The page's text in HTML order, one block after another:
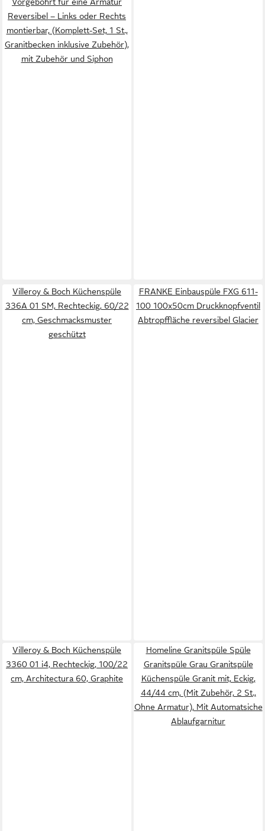
Reversibel – Links oder Rechts
montierbar, (Komplett-Set, 1 St.,
Granitbecken inklusive Zubehör),
mit Zubehör und Siphon
Villeroy & Boch Küchenspüle
336A 01 SM, Rechteckig, 60/22
cm, Geschmacksmuster
geschützt
FRANKE Einbauspüle FXG 611-
100 100x50cm Druckknopfventil
Abtropffläche reversibel Glacier
Villeroy & Boch Küchenspüle
3360 01 i4, Rechteckig, 100/22
cm, Architectura 60, Graphite
Homeline Granitspüle Spüle
Granitspüle Grau Granitspüle
Küchenspüle Granit mit, Eckig,
44/44 cm, (Mit Zubehör, 2 St.,
Ohne Armatur), Mit Automatsiche
Ablaufgarnitur